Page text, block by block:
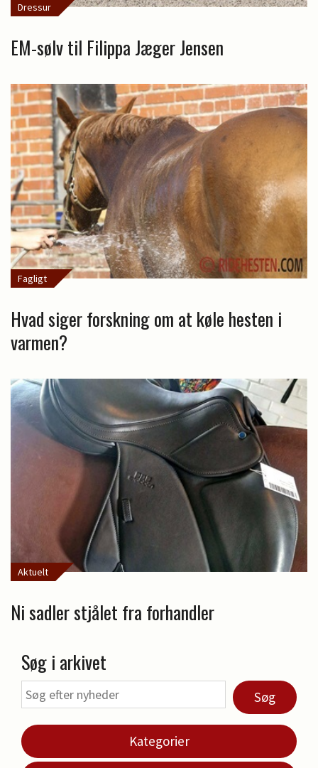
Dressur
EM-sølv til Filippa Jæger Jensen
Fagligt
Hvad siger forskning om at køle hesten i
varmen?
Aktuelt
Ni sadler stjålet fra forhandler
Søg i arkivet
Søg
Kategorier